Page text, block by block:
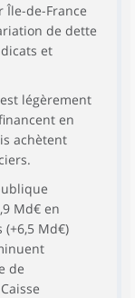
de-France
de dette
et
légèrement
en
achètent
Md€ en
Md€)
de